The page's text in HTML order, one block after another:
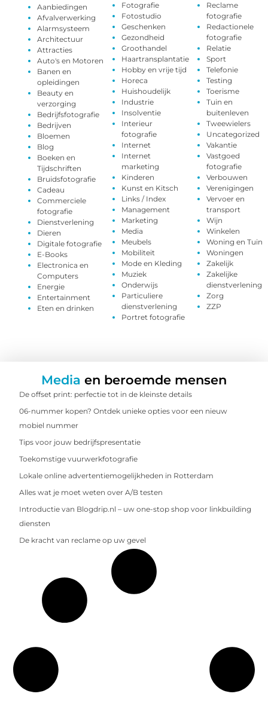
Aanbiedingen
Afvalverwerking
Alarmsysteem
Architectuur
Attracties
Auto's en Motoren
Banen en
opleidingen
Beauty en
verzorging
Bedrijfsfotografie
Bedrijven
Bloemen
Blog
Boeken en
Tijdschriften
Bruidsfotografie
Cadeau
Commerciele
fotografie
Dienstverlening
Dieren
Digitale fotografie
E-Books
Electronica en
Computers
Energie
Entertainment
Eten en drinken
Fotografie
Fotostudio
Geschenken
Gezondheid
Groothandel
Haartransplantatie
Hobby en vrije tijd
Horeca
Huishoudelijk
Industrie
Insolventie
Interieur
fotografie
Internet
Internet
marketing
Kinderen
Kunst en Kitsch
Links / Index
Management
Marketing
Media
Meubels
Mobiliteit
Mode en Kleding
Muziek
Onderwijs
Particuliere
dienstverlening
Portret fotografie
Reclame
fotografie
Redactionele
fotografie
Relatie
Sport
Telefonie
Testing
Toerisme
Tuin en
buitenleven
Tweewielers
Uncategorized
Vakantie
Vastgoed
fotografie
Verbouwen
Verenigingen
Vervoer en
transport
Wijn
Winkelen
Woning en Tuin
Woningen
Zakelijk
Zakelijke
dienstverlening
Zorg
ZZP
Media en beroemde mensen
De offset print: perfectie tot in de kleinste details
06-nummer kopen? Ontdek unieke opties voor een nieuw
mobiel nummer
Tips voor jouw bedrijfspresentatie
Toekomstige vuurwerkfotografie
Lokale online advertentiemogelijkheden in Rotterdam
Alles wat je moet weten over A/B testen
Introductie van Blogdrip.nl – uw one-stop shop voor linkbuilding
diensten
De kracht van reclame op uw gevel